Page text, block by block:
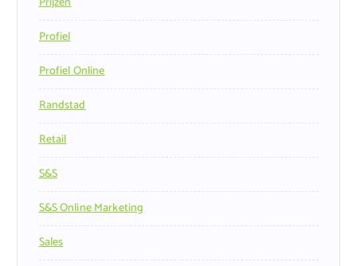
Profiel
Profiel Online
Randstad
Retail
S&s
S&s Online Marketing
Sales